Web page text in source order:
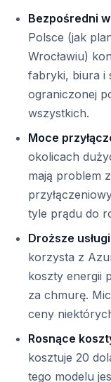
Bezpośredni
Polsce (jak
Wrocławiu)
fabryki, biura i
ograniczonej
wszystkich.
Moce
okolicach
mają problem
tyle prądu do
Droższe
korzysta z
koszty energii
za chmurę.
ceny
Rosnące
kosztuje 20
tego modelu